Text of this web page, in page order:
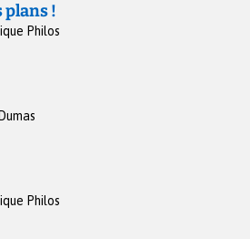
plans !
Philos
Philos